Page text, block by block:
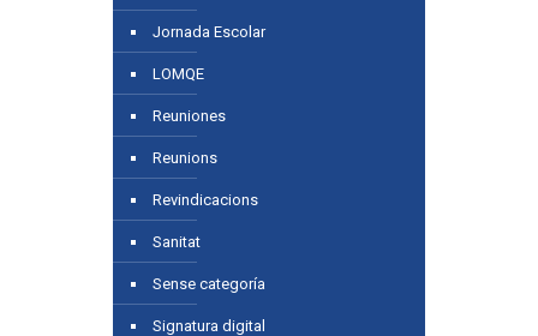
Jornada Escolar
LOMQE
Reuniones
Reunions
Revindicacions
Sanitat
Sense categoría
Signatura digital